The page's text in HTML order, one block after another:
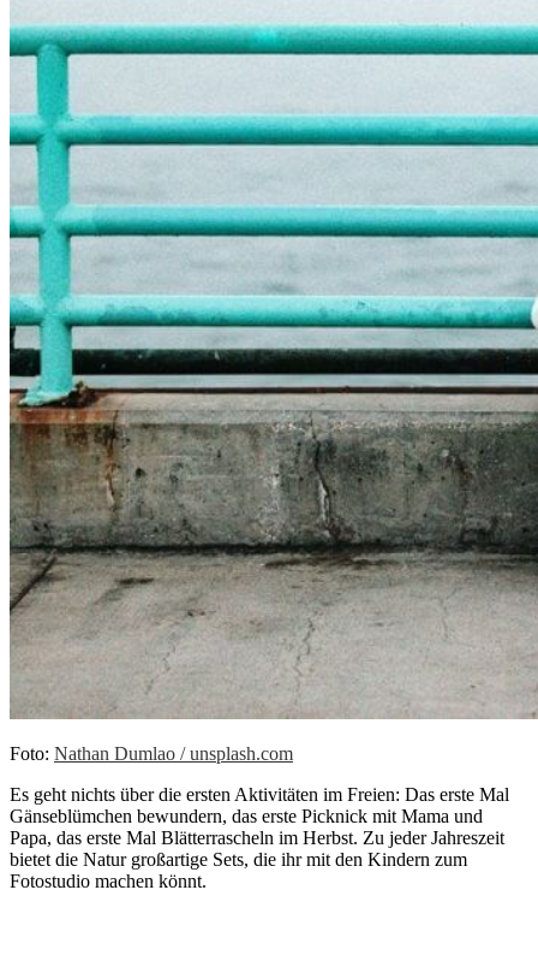
Foto: Nathan Dumlao / unsplash.com
Es geht nichts über die ersten Aktivitäten im Freien: Das erste Mal
Gänseblümchen bewundern, das erste Picknick mit Mama und
Papa, das erste Mal Blätterrascheln im Herbst. Zu jeder Jahreszeit
bietet die Natur großartige Sets, die ihr mit den Kindern zum
Fotostudio machen könnt.